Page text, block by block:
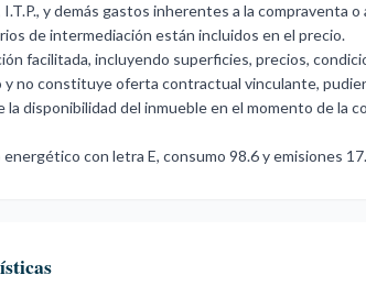
y demás gastos inherentes a la compraventa
de intermediación están incluidos en el precio.
facilitada, incluyendo superficies, precios,
no constituye oferta contractual vinculante,
la ‌disponibilidad ‌del ‌inmueble ‌en el momento ‌de la
con ‌letra ‌E, ‌consumo ‌98.6 ‌y ‌emisiones